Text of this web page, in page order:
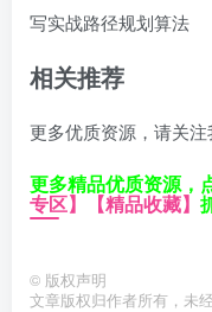
写实战路径规划算法
相关推荐
更多优质资源，请关
更多精品优质资源，
专区】 【精品收藏】
© 版权声明
文章版权归作者所有，未